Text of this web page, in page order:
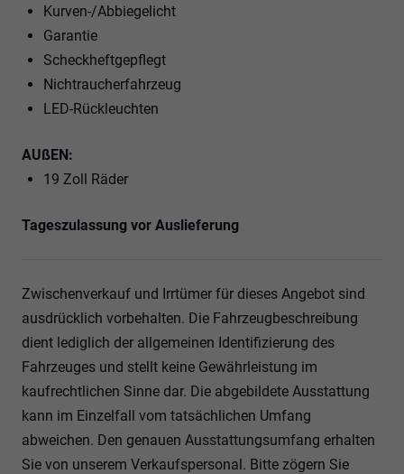
Kurven-/Abbiegelicht
Garantie
Scheckheftgepflegt
Nichtraucherfahrzeug
LED-Rückleuchten
AUßEN:
19 Zoll Räder
Tageszulassung vor Auslieferung
Zwischenverkauf und Irrtümer für dieses Angebot sind
ausdrücklich vorbehalten. Die Fahrzeugbeschreibung
dient lediglich der allgemeinen Identifizierung des
Fahrzeuges und stellt keine Gewährleistung im
kaufrechtlichen Sinne dar. Die abgebildete Ausstattung
kann im Einzelfall vom tatsächlichen Umfang
abweichen. Den genauen Ausstattungsumfang erhalten
Sie von unserem Verkaufspersonal. Bitte zögern Sie